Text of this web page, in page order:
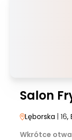
Salon
Lęborska | 16,
Wkrótce